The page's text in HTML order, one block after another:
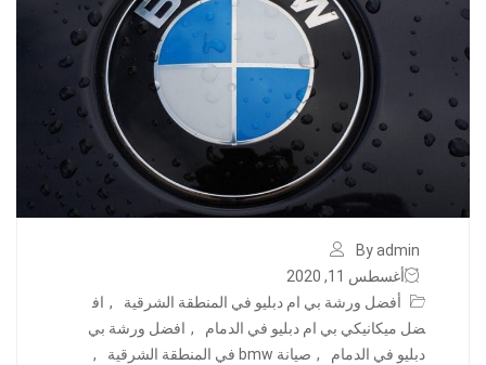
By admin
أغسطس 11, 2020
أفضل ورشة بي ام دبليو في المنطقة الشرقية
, اف
ضل ميكانيكي بي ام دبليو في الدمام
, افضل ورشة بي
دبليو في الدمام
, صيانة bmw في المنطقة الشرقية
,